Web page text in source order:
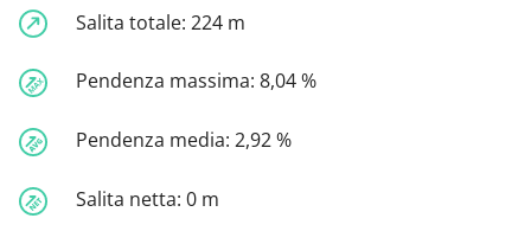
Salita totale: 224 m
Pendenza massima: 8,04 %
Pendenza media: 2,92 %
Salita netta: 0 m